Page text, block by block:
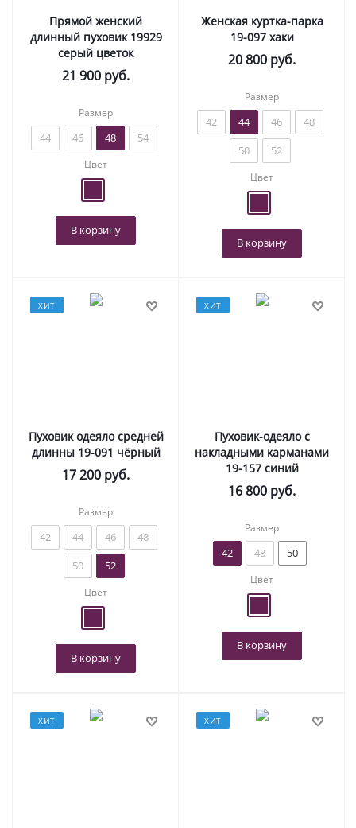
Прямой женский
длинный пуховик 19929
серый цветок
21 900 руб.
Размер
44 46 48 54
Цвет
В корзину
Женская куртка-парка
19-097 хаки
20 800 руб.
Размер
42 44 46
48
50
52
Цвет
В корзину
ХИТ
Пуховик одеяло средней
длинны 19-091 чёрный
17 200 руб.
Размер
42 44 46
48
50
52
Цвет
В корзину
ХИТ
Пуховик-одеяло с
накладными карманами
19-157 синий
16 800 руб.
Размер
42 48 50
Цвет
В корзину
ХИТ ХИТ